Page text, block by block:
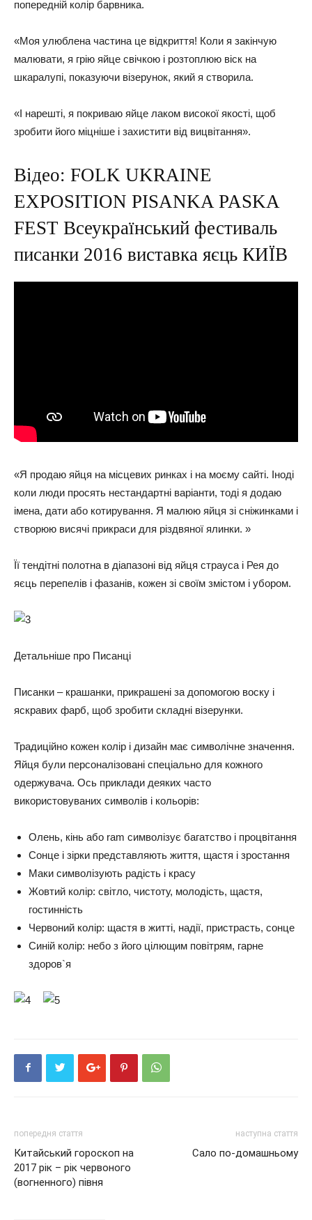
попередній колір барвника.
«Моя улюблена частина це відкриття! Коли я закінчую
малювати, я грію яйце свічкою і розтоплюю віск на
шкаралупі, показуючи візерунок, який я створила.
«І нарешті, я покриваю яйце лаком високої якості, щоб
зробити його міцніше і захистити від вицвітання».
Відео: FOLK UKRAINE
EXPOSITION PISANKA PASKA
FEST Всеукраїнський фестиваль
писанки 2016 виставка яєць КИЇВ
«Я продаю яйця на місцевих ринках і на моєму сайті. Іноді
коли люди просять нестандартні варіанти, тоді я додаю
імена, дати або котирування. Я малюю яйця зі сніжинками і
створюю висячі прикраси для різдвяної ялинки. »
Її тендітні полотна в діапазоні від яйця страуса і Рея до
яєць перепелів і фазанів, кожен зі своїм змістом і убором.
Детальніше про Писанці
Писанки – крашанки, прикрашені за допомогою воску і
яскравих фарб, щоб зробити складні візерунки.
Традиційно кожен колір і дизайн має символічне значення.
Яйця були персоналізовані спеціально для кожного
одержувача. Ось приклади деяких часто
використовуваних символів і кольорів:
Олень, кінь або ram символізує багатство і процвітання
Сонце і зірки представляють життя, щастя і зростання
Маки символізують радість і красу
Жовтий колір: світло, чистоту, молодість, щастя,
гостинність
Червоний колір: щастя в житті, надії, пристрасть, сонце
Синій колір: небо з його цілющим повітрям, гарне
здоров`я
попередня стаття
Китайський гороскоп на
2017 рік – рік червоного
(вогненного) півня
наступна стаття
Сало по-домашньому